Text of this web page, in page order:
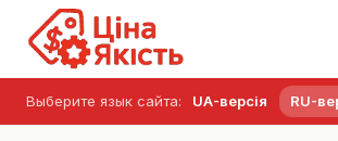
Выберите язык сайта: UA-версія RU-